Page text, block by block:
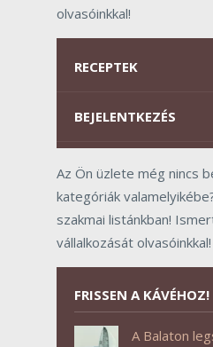
olvasóinkkal!
RECEPTEK
BEJELENTKEZÉS
Az Ön üzlete még nincs
kategóriák
szakmai listánkban!
vállalkozását olvasóinkkal!
FRISSEN A KÁVÉHOZ!
A Balaton